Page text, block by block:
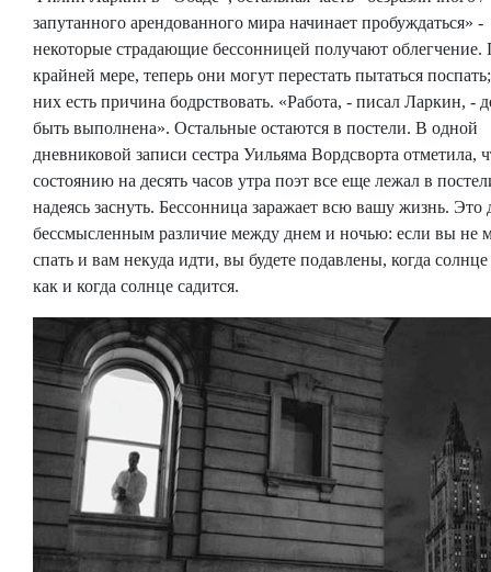
запутанного арендованного мира начинает пробуждаться» -
некоторые страдающие бессонницей получают облегчение.
крайней мере, теперь они могут перестать пытаться
них есть причина бодрствовать. «Работа, - писал Ларкин, -
быть выполнена». Остальные остаются в постели. В одной
дневниковой записи сестра Уильяма Вордсворта отметила,
состоянию на десять часов утра поэт все еще лежал в
надеясь заснуть. Бессонница заражает всю вашу жизнь. Это
бессмысленным различие между днем ​​и ночью: если вы не
спать и вам некуда идти, вы будете подавлены, когда солнце
как и когда солнце садится.